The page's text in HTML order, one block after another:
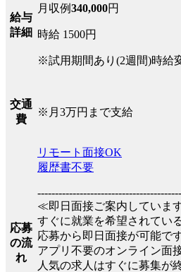
給与
詳細
月収例340,000円
時給 1500円
※試用期間あり(2週間)時給
交通
費
※月3万円まで支給
応募
の流
れ
リモート面接OK
履歴書不要
≪即日面接ご案内していま
すぐに就業を希望されてい
応募から即日面接が可能
アプリ不要のオンライン面
人気の求人はすぐに募集が